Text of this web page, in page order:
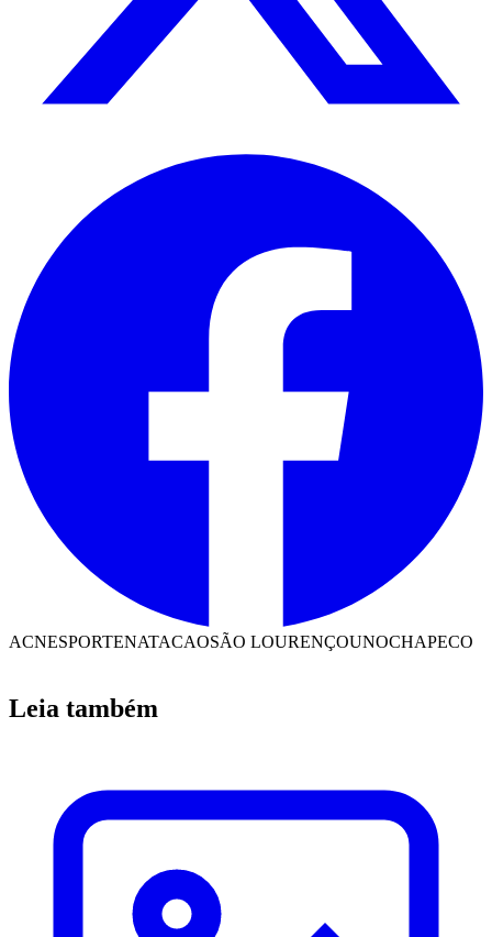
ACNESPORTENATACAOSÃO LOURENÇOUNOCHAPECO
Leia também